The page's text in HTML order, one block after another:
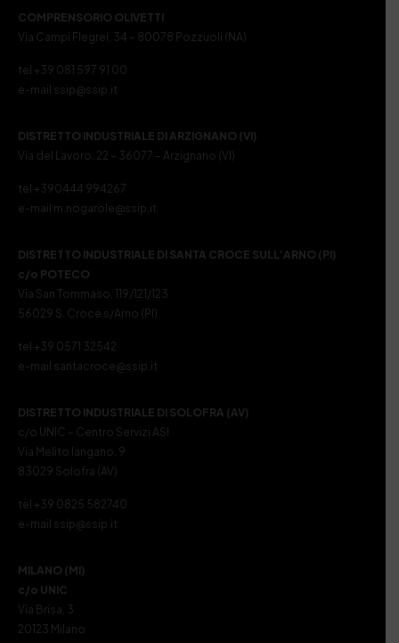
COMPRENSORIO OLIVETTI
Via Campi Flegrei, 34 – 80078 Pozzuoli (NA)
tel +39 081 597 91 00
e-mail ssip@ssip.it
DISTRETTO INDUSTRIALE DI ARZIGNANO (VI)
Via del Lavoro, 22 – 36077 – Arzignano (VI)
tel +390444 994267
e-mail m.nogarole@ssip.it
DISTRETTO INDUSTRIALE DI SANTA CROCE SULL’ARNO (PI)
c/o POTECO
Via San Tommaso, 119/121/123
56029 S. Croce s/Arno (PI)
tel +39 0571 32542
e-mail santacroce@ssip.it
DISTRETTO INDUSTRIALE DI SOLOFRA (AV)
c/o UNIC – Centro Servizi ASI
Via Melito Iangano, 9
83029 Solofra (AV)
tel +39 0825 582740
e-mail ssip@ssip.it
MILANO (MI)
c/o UNIC
Via Brisa, 3
20123 Milano